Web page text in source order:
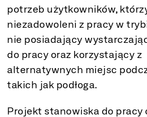
potrzeb użytkowników,
niezadowoleni z pracy w
nie posiadający
do pracy oraz korzystający z
alternatywnych miejsc
takich jak podłoga.
Projekt stanowiska do pracy